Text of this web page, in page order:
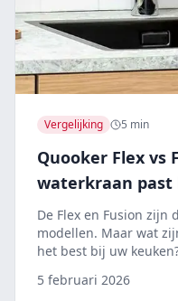
Vergelijking 5 min
Quooker Flex vs
waterkraan past
De Flex en Fusion zijn
modellen. Maar wat
het best bij uw
5 februari 2026